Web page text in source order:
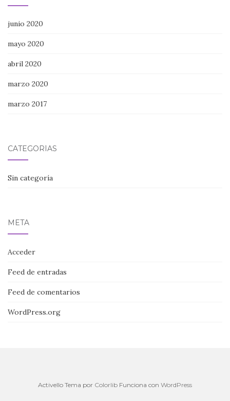
junio 2020
mayo 2020
abril 2020
marzo 2020
marzo 2017
CATEGORÍAS
Sin categoría
META
Acceder
Feed de entradas
Feed de comentarios
WordPress.org
Activello Tema por Colorlib Funciona con WordPress